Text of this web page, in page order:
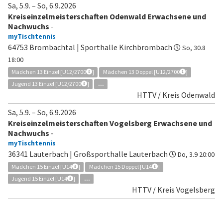
Sa, 5.9. – So, 6.9.2026
Kreiseinzelmeisterschaften Odenwald Erwachsene und
Nachwuchs -
myTischtennis
64753 Brombachtal | Sporthalle Kirchbrombach
So, 30.8
18:00
Mädchen 13 Einzel [U12/2700 ] Mädchen 13 Doppel [U12/2700
]
Jugend 13 Einzel [U12/2700
] ...
HTTV / Kreis Odenwald
Sa, 5.9. – So, 6.9.2026
Kreiseinzelmeisterschaften Vogelsberg Erwachsene und
Nachwuchs -
myTischtennis
36341 Lauterbach | Großsporthalle Lauterbach Do, 3.9 20:00
Mädchen 15 Einzel [U14 ] Mädchen 15 Doppel [U14
]
Jugend 15 Einzel [U14
] ...
HTTV / Kreis Vogelsberg